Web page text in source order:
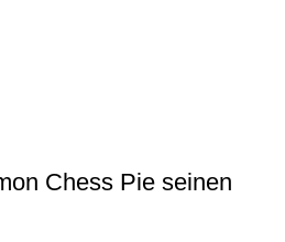
Chess Pie seinen